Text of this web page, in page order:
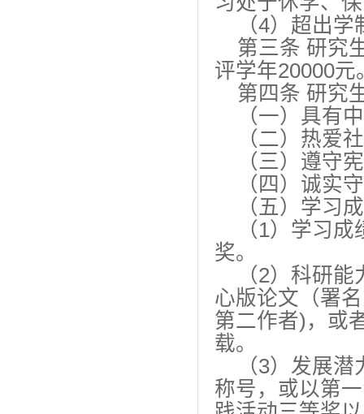
（4）超出学
第三条 研究
评学年20000元
第四条 研究
（一）具有
（二）热爱社
（三）遵守宪
（四）诚实
（五）学习成
（1）学习成
奖。
（2）科研能
心版论文（署
第二作者)，或
载。
（3）发展潜
称号，或以第